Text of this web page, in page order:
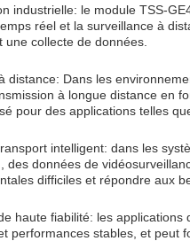
industrielle: le module TSS-
réel et la surveillance à
une collecte de données.
distance: Dans les
à longue distance en
pour des applications telles
intelligent: dans les
des données de
difficiles et répondre aux
haute fiabilité: les
performances stables, et peut